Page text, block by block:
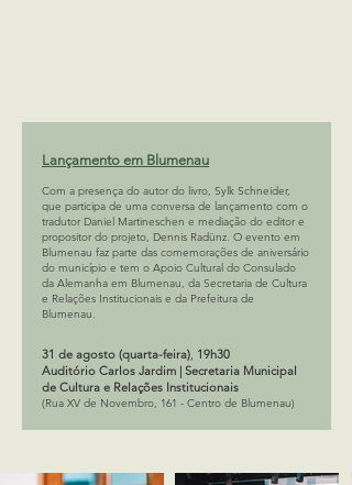
Lançamento em Blumenau
Com a presença do autor do livro, Sylk Schneider,
que participa de uma conversa de lançamento com o
tradutor Daniel Martineschen e mediação do editor e
propositor do projeto, Dennis Radünz. O evento em
Blumenau faz parte das comemorações de aniversário
do município e tem o Apoio Cultural do Consulado
da Alemanha em Blumenau, da Secretaria de Cultura
e Relações Institucionais e da Prefeitura de
Blumenau.
31 de agosto (quarta-feira), 19h30
Auditório Carlos Jardim | Secretaria Municipal
de Cultura e Relações Institucionais
(Rua XV de Novembro, 161 - Centro de Blumenau)